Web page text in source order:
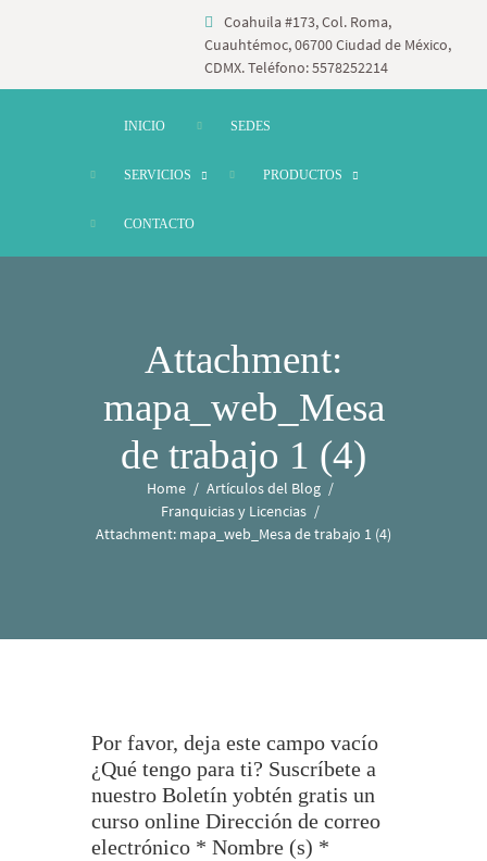
Coahuila #173, Col. Roma,
Cuauhtémoc, 06700 Ciudad de México,
CDMX. Teléfono: 5578252214
INICIO SEDES
SERVICIOS PRODUCTOS
CONTACTO
Attachment:
mapa_web_Mesa
de trabajo 1 (4)
Home
Artículos del Blog
Franquicias y Licencias
Attachment: mapa_web_Mesa de trabajo 1 (4)
Por favor, deja este campo vacío
¿Qué tengo para ti? Suscríbete a
nuestro Boletín yobtén gratis un
curso online Dirección de correo
electrónico * Nombre (s) *